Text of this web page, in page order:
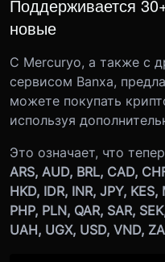
Поддерживается
новые
С Mercuryo, а также с
сервисом Banxa,
можете покупать
используя
Это означает, что
ARS, AUD, BRL, CAD,
HKD, IDR, INR, JPY,
PHP, PLN, QAR, SAR,
UAH, UGX, USD, VND,